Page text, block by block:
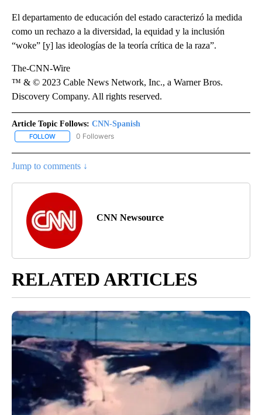
El departamento de educación del estado caracterizó la medida
como un rechazo a la diversidad, la equidad y la inclusión
“woke” [y] las ideologías de la teoría crítica de la raza”.
The-CNN-Wire
™ & © 2023 Cable News Network, Inc., a Warner Bros.
Discovery Company. All rights reserved.
Article Topic Follows: CNN-Spanish
FOLLOW FOLLOW "CNN-SPANISH" TO RECEIVE NOTIFICATIONS ABOUT
0 Followers
Jump to comments ↓
CNN Newsource
RELATED ARTICLES